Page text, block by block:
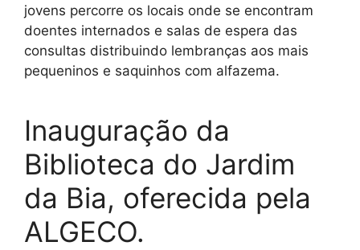
jovens percorre os locais onde se encontram
doentes internados e salas de espera das
consultas distribuindo lembranças aos mais
pequeninos e saquinhos com alfazema.
Inauguração da
Biblioteca do Jardim
da Bia, oferecida pela
ALGECO.